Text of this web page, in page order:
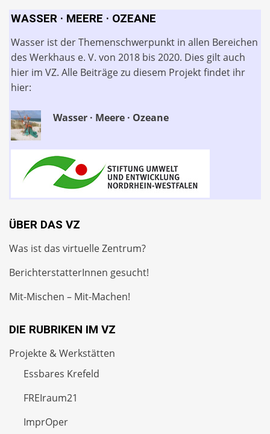
WASSER · MEERE · OZEANE
Wasser ist der Themenschwerpunkt in allen Bereichen
des Werkhaus e. V. von 2018 bis 2020. Dies gilt auch
hier im VZ. Alle Beiträge zu diesem Projekt findet ihr
hier:
Wasser · Meere · Ozeane
ÜBER DAS VZ
Was ist das virtuelle Zentrum?
BerichterstatterInnen gesucht!
Mit-Mischen – Mit-Machen!
DIE RUBRIKEN IM VZ
Projekte & Werkstätten
Essbares Krefeld
FREIraum21
ImprOper